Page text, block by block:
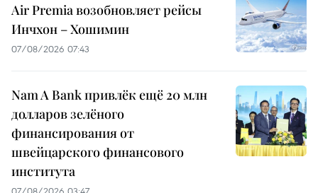
Air Premia возобновляет рейсы
Инчхон – Хошимин
07/08/2026 07:43
Nam A Bank привлёк ещё 20 млн
долларов зелёного
финансирования от
швейцарского финансового
института